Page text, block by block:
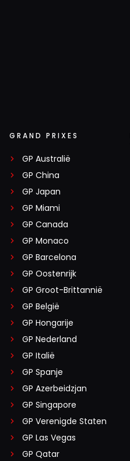
GRAND PRIXES
GP Australië
GP China
GP Japan
GP Miami
GP Canada
GP Monaco
GP Barcelona
GP Oostenrijk
GP Groot-Brittannië
GP België
GP Hongarije
GP Nederland
GP Italië
GP Spanje
GP Azerbeidzjan
GP Singapore
GP Verenigde Staten
GP Las Vegas
GP Qatar